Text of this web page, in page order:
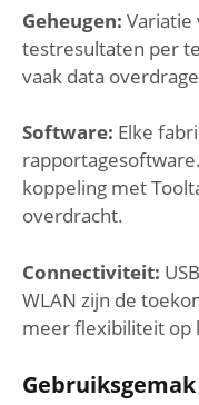
Geheugen: Variatie
testresultaten per
vaak data
Software: Elke
koppeling met
overdracht.
Connectiviteit:
WLAN zijn de
meer flexibiliteit op